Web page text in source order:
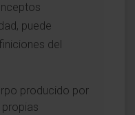
puede
del
producido por